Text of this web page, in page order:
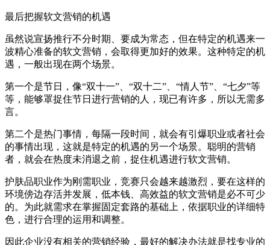
最后把握软文营销的机遇
虽然说宣扬推行不分时期、要成为常态，但在特定的机遇来一
波精心准备的软文营销，会取得更加好的效果。这种特定的机
遇，一般出现在两个场景。
第一个是节日，像“双十一”、“双十二”、“情人节”、“七夕”等
等，能够罩捉住节日进行营销的人，现已有许多，所以无需多
言。
第二个是热门事情，每隔一段时间，就会有引爆职业或者社会
的事情出现，这就是特定的机遇的另一个场景。聪明的营销
者，就会在热度未消退之前，捉住机遇进行软文营销。
护肤品职业作为刚需职业，竞赛只会越来越激烈，要在这样的
环境傍边存活并发展，低本钱、高效益的软文营销是必不可少
的。为此就需求在掌握固定套路的基础上，依据职业的详细特
色，进行合理的运用和调整。
因此企业没有相关的营销经验，最好的解决办法就是找专业的